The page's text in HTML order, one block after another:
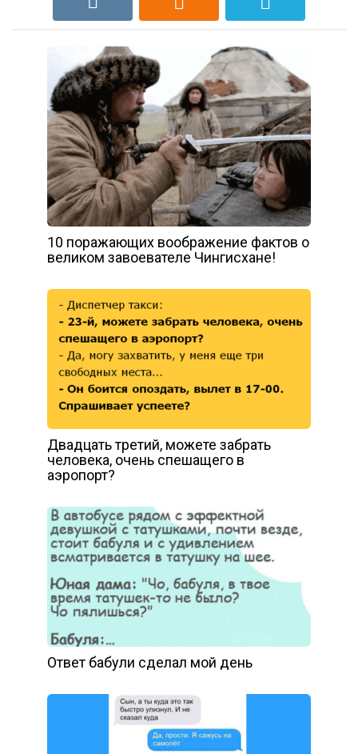
10 поражающих воображение фактов о
великом завоевателе Чингисхане!
Двадцать третий, можете забрать
человека, очень спешащего в
аэропорт?
Ответ бабули сделал мой день